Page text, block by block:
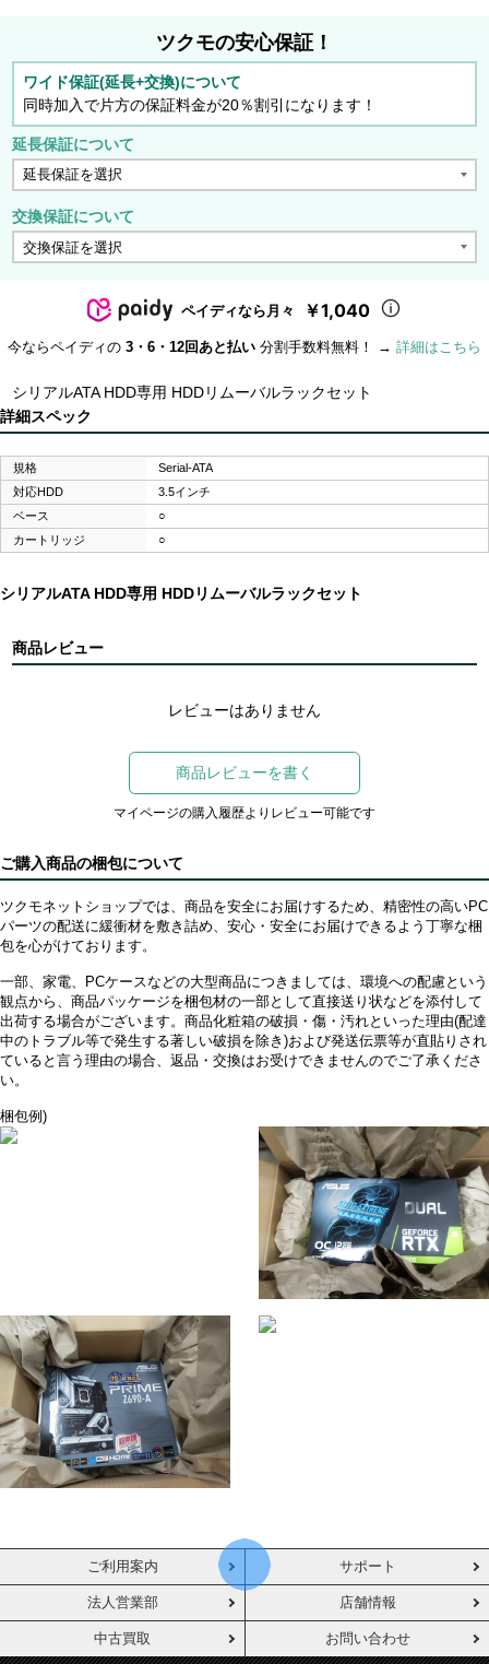
ツクモの安心保証！
ワイド保証(延長+交換)について
同時加入で片方の保証料金が20％割引になります！
延長保証について
交換保証について
ペイディなら月々 ￥1,040
今ならペイディの 3・6・12回あと払い 分割手数料無料！ → 詳細はこちら
シリアルATA HDD専用 HDDリムーバルラックセット
詳細スペック
規格
Serial-ATA
対応HDD
3.5インチ
ベース
○
カートリッジ
○
シリアルATA HDD専用 HDDリムーバルラックセット
商品レビュー
レビューはありません
商品レビューを書く
マイページの購入履歴よりレビュー可能です
ご購入商品の梱包について
ツクモネットショップでは、商品を安全にお届けするため、精密性の高いPC
パーツの配送に緩衝材を敷き詰め、安心・安全にお届けできるよう丁寧な梱
包を心がけております。
一部、家電、PCケースなどの大型商品につきましては、環境への配慮という
観点から、商品パッケージを梱包材の一部として直接送り状などを添付して
出荷する場合がございます。商品化粧箱の破損・傷・汚れといった理由(配達
中のトラブル等で発生する著しい破損を除き)および発送伝票等が直貼りされ
ていると言う理由の場合、返品・交換はお受けできませんのでご了承くださ
い。
梱包例)
ご利用案内 サポート
法人営業部 店舗情報
中古買取 お問い合わせ